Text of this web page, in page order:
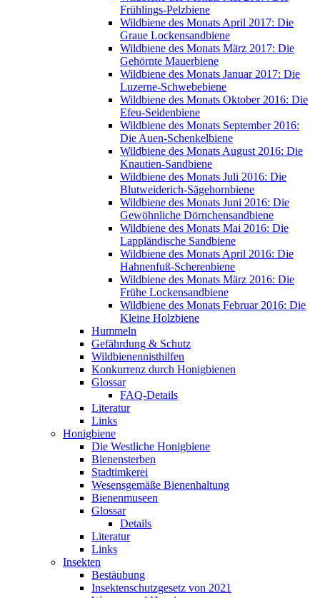
Frühlings-Pelzbiene
Wildbiene des Monats April 2017: Die
Graue Lockensandbiene
Wildbiene des Monats März 2017: Die
Gehörnte Mauerbiene
Wildbiene des Monats Januar 2017: Die
Luzerne-Schwebebiene
Wildbiene des Monats Oktober 2016: Die
Efeu-Seidenbiene
Wildbiene des Monats September 2016:
Die Auen-Schenkelbiene
Wildbiene des Monats August 2016: Die
Knautien-Sandbiene
Wildbiene des Monats Juli 2016: Die
Blutweiderich-Sägehornbiene
Wildbiene des Monats Juni 2016: Die
Gewöhnliche Dörnchensandbiene
Wildbiene des Monats Mai 2016: Die
Lappländische Sandbiene
Wildbiene des Monats April 2016: Die
Hahnenfuß-Scherenbiene
Wildbiene des Monats März 2016: Die
Frühe Lockensandbiene
Wildbiene des Monats Februar 2016: Die
Kleine Holzbiene
Hummeln
Gefährdung & Schutz
Wildbienennisthilfen
Konkurrenz durch Honigbienen
Glossar
FAQ-Details
Literatur
Links
Honigbiene
Die Westliche Honigbiene
Bienensterben
Stadtimkerei
Wesensgemäße Bienenhaltung
Bienenmuseen
Glossar
Details
Literatur
Links
Insekten
Bestäubung
Insektenschutzgesetz von 2021